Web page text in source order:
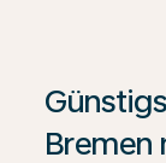
Bremen
Wenn keine